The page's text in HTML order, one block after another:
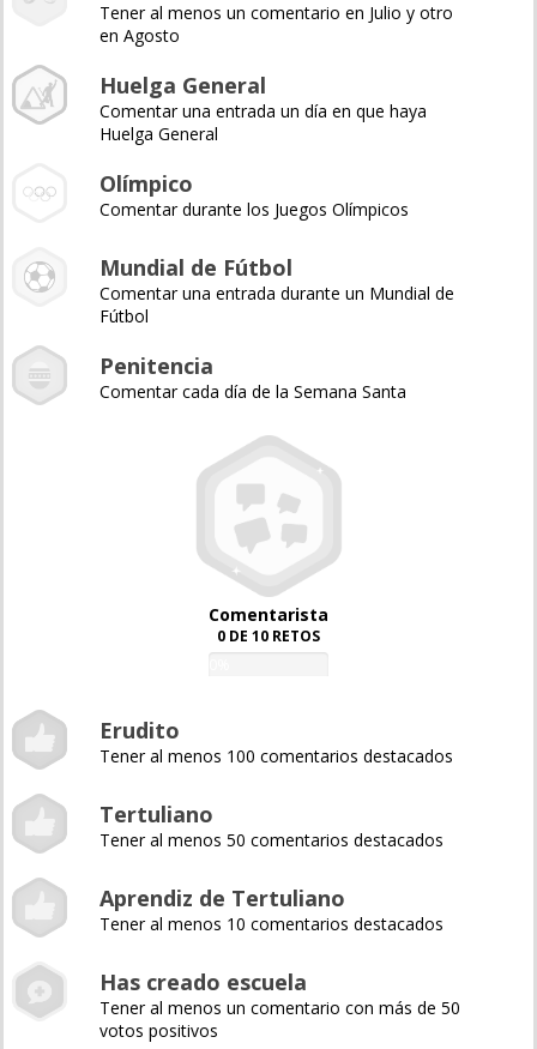
Tener al menos un comentario en Julio y otro
en Agosto
Huelga General
Comentar una entrada un día en que haya
Huelga General
Olímpico
Comentar durante los Juegos Olímpicos
Mundial de Fútbol
Comentar una entrada durante un Mundial de
Fútbol
Penitencia
Comentar cada día de la Semana Santa
Comentarista
0 DE 10 RETOS
Erudito
Tener al menos 100 comentarios destacados
Tertuliano
Tener al menos 50 comentarios destacados
Aprendiz de Tertuliano
Tener al menos 10 comentarios destacados
Has creado escuela
Tener al menos un comentario con más de 50
votos positivos